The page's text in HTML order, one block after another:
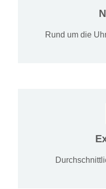
Rund um die